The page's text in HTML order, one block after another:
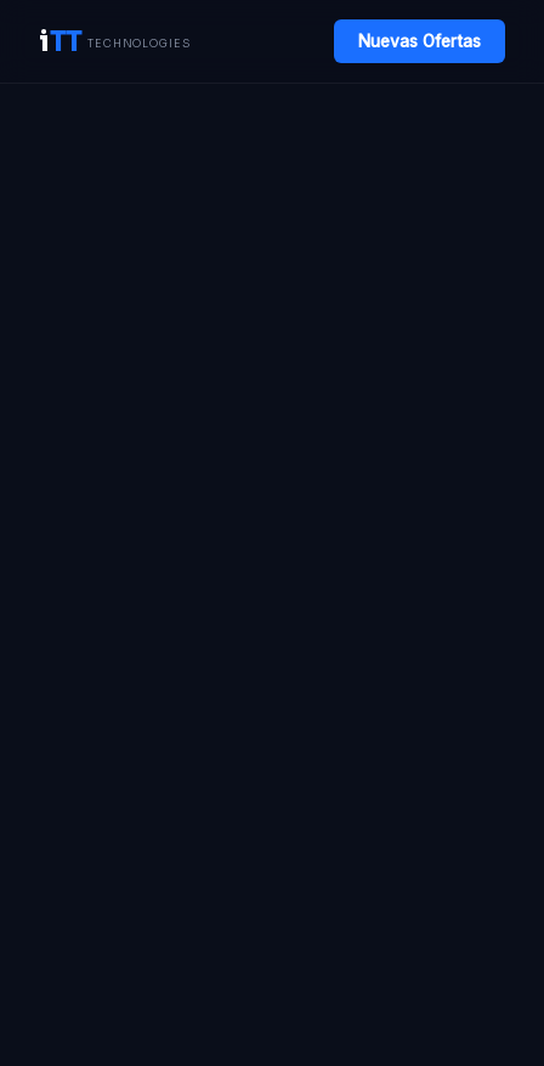
iTT TECHNOLOGIES Nuevas Ofertas